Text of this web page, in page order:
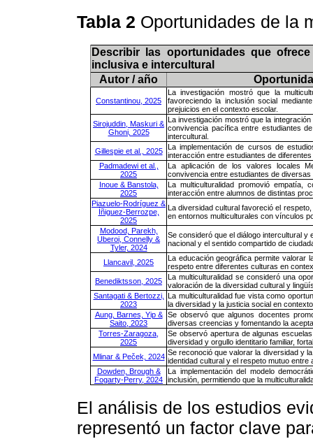
Tabla 2 Oportunidades de la
Describir las oportunidades que
inclusiva e intercultural
Autor / año
Constantinou, 2025
La investigación mostró que la
favoreciendo la inclusión social
prejuicios en el contexto escolar.
Sirojuddin, Maskuri &
Ghoni, 2025
La investigación mostró que la
convivencia pacífica entre estudiantes
intercultural.
Gillespie et al., 2025
La implementación de cursos de
interacción entre estudiantes de
Padmadewi et al.,
2025
La aplicación de los valores locales
convivencia entre estudiantes de
Inoue & Banstola,
2025
La multiculturalidad promovió empatía,
interacción entre alumnos de distintas
Piazuelo-Rodríguez &
Íñiguez-Berrozpe,
2025
La diversidad cultural favoreció el
en entornos multiculturales con vínculos
Modood, Parekh,
Uberoi, Connelly &
Tyler, 2024
Se consideró que el diálogo intercultural
nacional y el sentido compartido de
Llancavil, 2025
La educación geográfica permite valorar
respeto entre diferentes culturas en
Benediktsson, 2025
La multiculturalidad se consideró una
valoración de la diversidad cultural y
Santagati & Bertozzi,
2023
La multiculturalidad fue vista como
la diversidad y la justicia social en
Aung, Barnes, Yip &
Saito, 2023
Se observó que algunos docentes
diversas creencias y fomentando la
Torres-Zaragoza,
2025
Se observó apertura de algunas
diversidad y orgullo identitario familiar,
Mlinar & Peček, 2024 Se reconoció que valorar la diversidad y
identidad cultural y el respeto mutuo
Dowden, Brough &
Fogarty-Perry, 2024
La implementación del modelo
inclusión, permitiendo que la
El análisis de los estudios
representó un factor clave